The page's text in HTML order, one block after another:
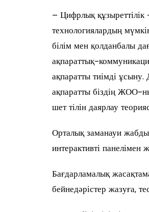
– Цифрлық
технологиялардың
білім мен қолданбалы
ақпараттық-
ақпаратты тиімді
ақпаратты біздің ЖОО-
шет тілін даярлау
Орталық заманауи
интерактивті панелімен
Бағдарламалық
бейнедәрістер жазуға,